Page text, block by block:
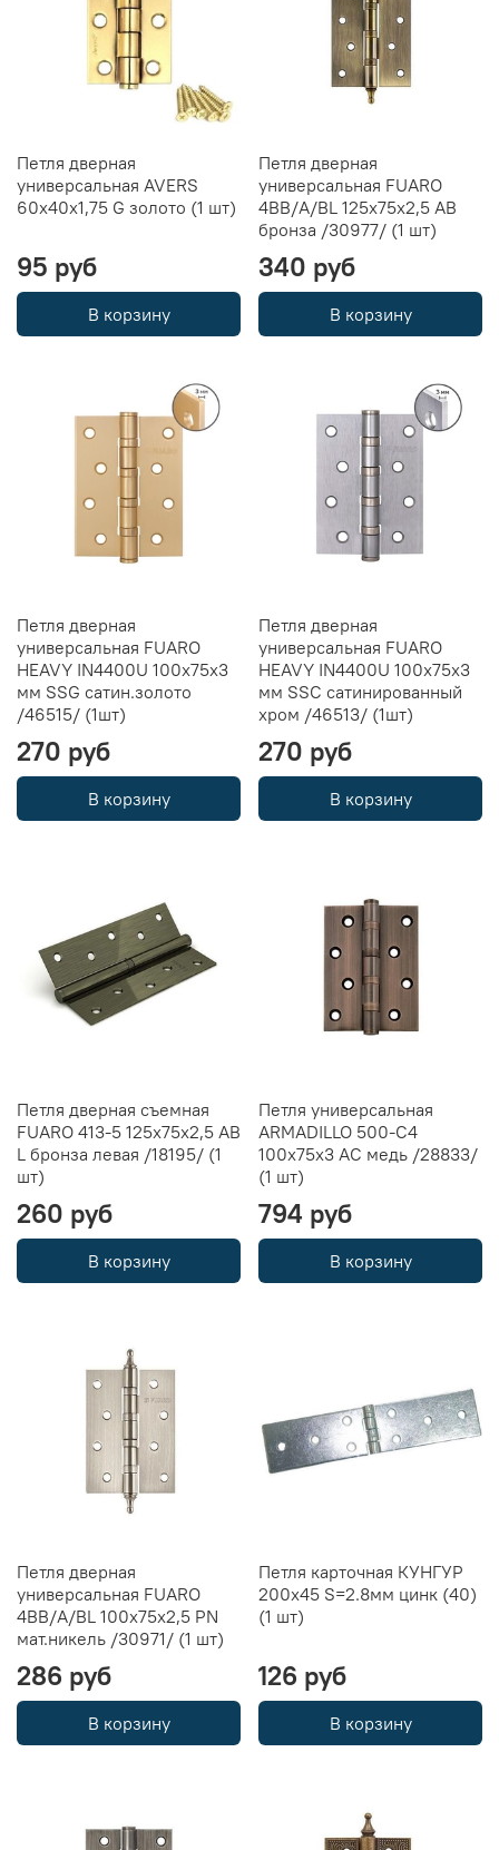
Петля дверная
универсальная AVERS
60x40x1,75 G золото (1 шт)
95 руб
В корзину
Петля дверная
универсальная FUARO
4BB/A/BL 125x75x2,5 AB
бронза /30977/ (1 шт)
340 руб
В корзину
Петля дверная
универсальная FUARO
HEAVY IN4400U 100х75х3
мм SSG сатин.золото
/46515/ (1шт)
270 руб
В корзину
Петля дверная
универсальная FUARO
HEAVY IN4400U 100х75х3
мм SSC сатинированный
хром /46513/ (1шт)
270 руб
В корзину
Петля дверная съемная
FUARO 413-5 125х75х2,5 AB
L бронза левая /18195/ (1
шт)
260 руб
В корзину
Петля универсальная
ARMADILLO 500-C4
100x75x3 AC медь /28833/
(1 шт)
794 руб
В корзину
Петля дверная
универсальная FUARO
4BB/A/BL 100x75x2,5 PN
мат.никель /30971/ (1 шт)
286 руб
В корзину
Петля карточная КУНГУР
200х45 S=2.8мм цинк (40)
(1 шт)
126 руб
В корзину